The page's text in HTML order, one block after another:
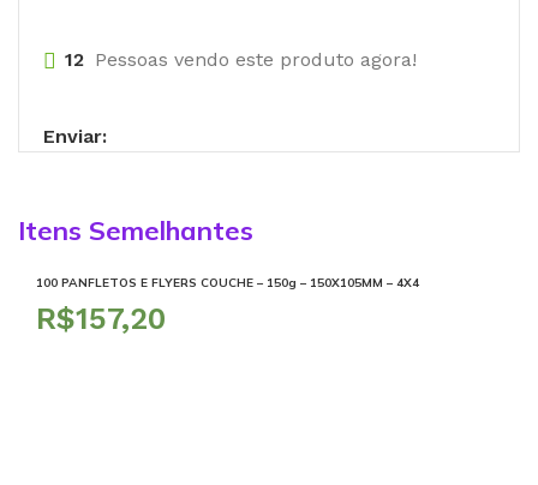
12 Pessoas vendo este produto agora!
Enviar:
Itens Semelhantes
100 PANFLETOS E FLYERS COUCHE – 150g – 150X105MM – 4X4
R$